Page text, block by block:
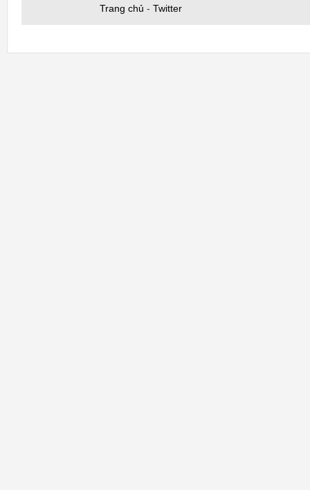
Trang chủ - Twitter